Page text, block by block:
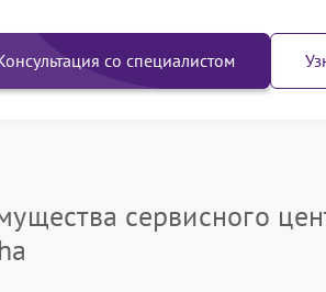
со специалистом
сервисного